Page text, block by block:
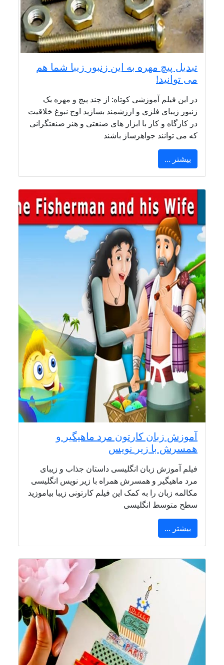
تبدیل پیچ مهره به این زنبور زیبا شما هم
می توانید!
در این فیلم آموزشی کوتاه: از چند پیچ و مهره یک
زنبور زیبای فلزی و ارزشمند بسازید اوج نبوغ خلاقیت
در کارگاه و کار با ابزار های صنعتی و هنر صنعتگرانی
که می توانند جواهرساز باشند
بیشتر ...
آموزش زبان کارتون مرد ماهیگیر و
همسرش با زیر نویس
فیلم آموزش زبان انگلیسی داستان جذاب و زیبای
مرد ماهیگیر و همسرش همراه با زیر نویس انگلیسی
مکالمه زبان را به کمک این فیلم کارتونی زیبا بیاموزید
سطح متوسط انگلیسی
بیشتر ...